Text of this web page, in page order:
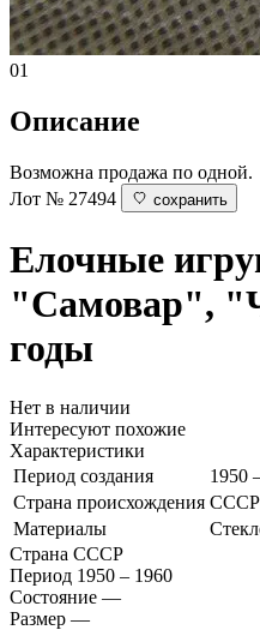
01
Описание
Возможна продажа по одной.
Лот № 27494
сохранить
Елочные
"Самовар",
годы
Нет в наличии
Интересуют похожие
Характеристики
Период создания
1950
Страна происхождения СССР
Материалы
Страна СССР
Период 1950 – 1960
Состояние —
Размер —